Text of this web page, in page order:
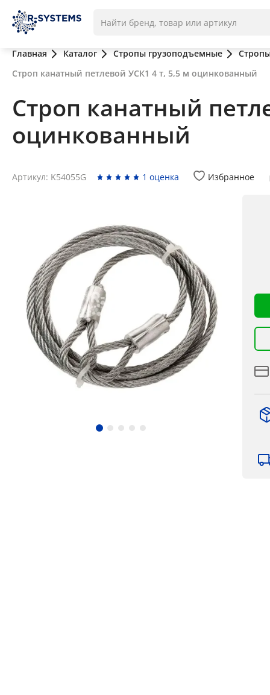
Главная Каталог Стропы грузоподъемные
Строп канатный петлевой УСК1 4 т, 5,5 м оцинкованный
Строп канатный
оцинкованный
Артикул: K54055G 1 оценка Избранное